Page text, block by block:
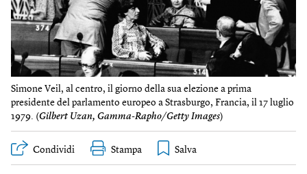
Simone Veil, al centro, il giorno della sua elezione a prima
presidente del parlamento europeo a Strasburgo, Francia, il 17 luglio
1979. (Gilbert Uzan, Gamma-Rapho/Getty Images)
Condividi Stampa